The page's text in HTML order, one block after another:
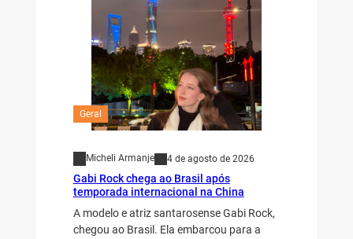
Geral
Micheli Armanje 4 de agosto de 2026
Gabi Rock chega ao Brasil após
temporada internacional na China
A modelo e atriz santarosense Gabi Rock,
chegou ao Brasil. Ela embarcou para a